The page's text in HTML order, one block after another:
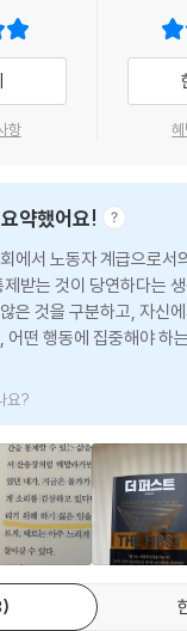
일하고 뛰어다녀야만 열심
벗어나자. 상류층은 시간
월급을 하루에, 혹은 한 시
가치를 누가 빨리 키우는가
자생소득을 벌어 시간을
임이기 때문이다.
돈의 흐름’을 만들어야
다. 핵심은 ‘더하기 게임’
을 받는 직장인이 무리한
. 더구나 이 방식으로는
없다. 경제적 자유를 원한
활용법과 함께, 일과 투
간당 노동 가치를 올리는
을 타고났다
임을 시작하라
년까지 버티면 윤택한 미
과 당신이 안전한 것은
백 기간이 길어지면서,
말이 되었다. 계획에 없던
복 불능의 경제적 손실을
, 우린 모두 사업할 운명을
항
약했어요!
에서 노동자 계급으로서
받는 것이 당연하다는
은 것을 구분하고, 자신
어떤 행동에 집중해야 하
요?